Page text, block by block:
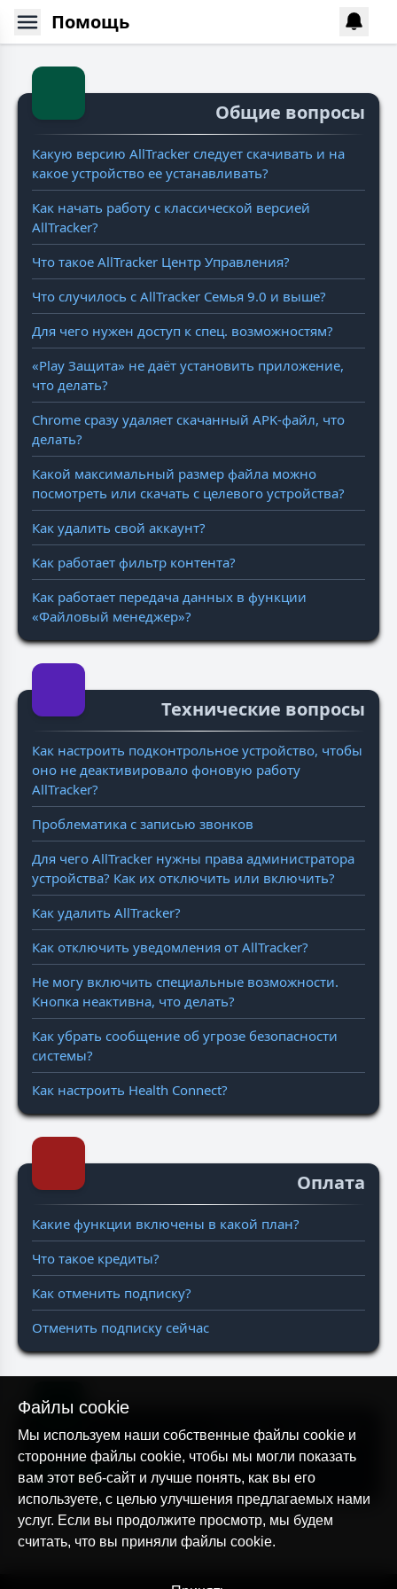
Помощь
Общие вопросы
Какую версию AllTracker следует скачивать и на
какое устройство ее устанавливать?
Как начать работу с классической версией
AllTracker?
Что такое AllTracker Центр Управления?
Что случилось с AllTracker Семья 9.0 и выше?
Для чего нужен доступ к спец. возможностям?
«Play Защита» не даёт установить приложение,
что делать?
Chrome сразу удаляет скачанный APK-файл, что
делать?
Какой максимальный размер файла можно
посмотреть или скачать с целевого устройства?
Как удалить свой аккаунт?
Как работает фильтр контента?
Как работает передача данных в функции
«Файловый менеджер»?
Технические вопросы
Как настроить подконтрольное устройство, чтобы
оно не деактивировало фоновую работу
AllTracker?
Проблематика с записью звонков
Для чего AllTracker нужны права администратора
устройства? Как их отключить или включить?
Как удалить AllTracker?
Как отключить уведомления от AllTracker?
Не могу включить специальные возможности.
Кнопка неактивна, что делать?
Как убрать сообщение об угрозе безопасности
системы?
Как настроить Health Connect?
Оплата
Какие функции включены в какой план?
Что такое кредиты?
Как отменить подписку?
Отменить подписку сейчас
Статус серверов
WEB API
Файлы cookie
Мы используем наши собственные файлы cookie и
сторонние файлы cookie, чтобы мы могли показать
вам этот веб-сайт и лучше понять, как вы его
используете, с целью улучшения предлагаемых нами
услуг. Если вы продолжите просмотр, мы будем
считать, что вы приняли файлы cookie.